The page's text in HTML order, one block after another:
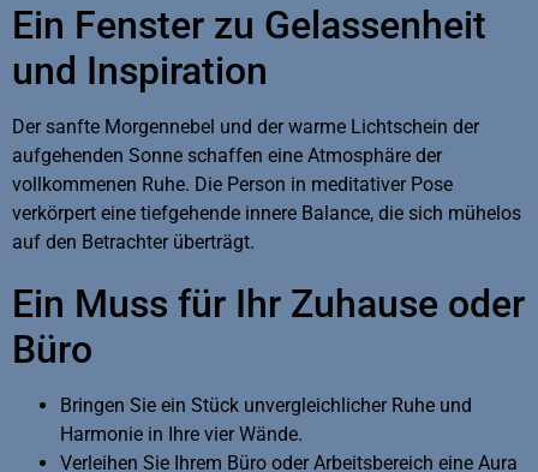
Ein Fenster zu Gelassenheit
und Inspiration
Der sanfte Morgennebel und der warme Lichtschein der
aufgehenden Sonne schaffen eine Atmosphäre der
vollkommenen Ruhe. Die Person in meditativer Pose
verkörpert eine tiefgehende innere Balance, die sich mühelos
auf den Betrachter überträgt.
Ein Muss für Ihr Zuhause oder
Büro
Bringen Sie ein Stück unvergleichlicher Ruhe und
Harmonie in Ihre vier Wände.
Verleihen Sie Ihrem Büro oder Arbeitsbereich eine Aura